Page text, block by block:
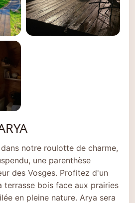
notre roulotte de charme,
une parenthèse
des Vosges. Profitez d'un
terrasse bois face aux prairies
en pleine nature. Arya sera